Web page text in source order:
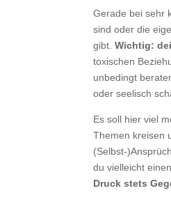
Gerade bei sehr
sind oder die
gibt.Wichtig:
toxischen
unbedingt
oder seelisch
Es soll hier viel
Themen kreisen
(Selbst-
du vielleicht
Druck stets